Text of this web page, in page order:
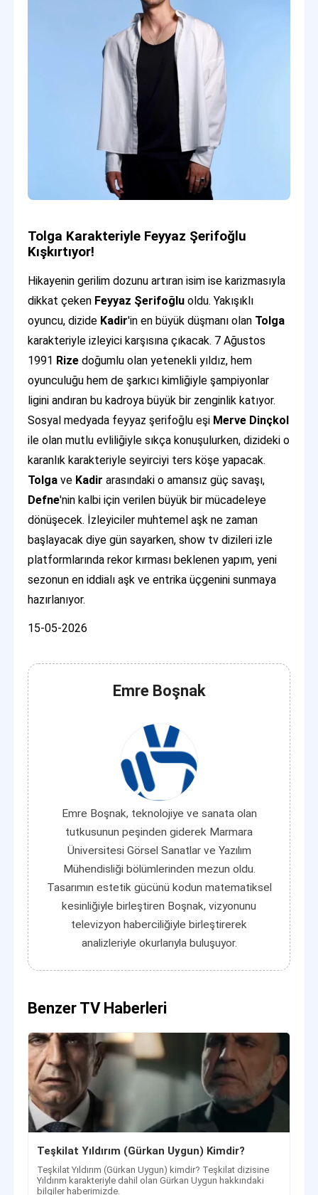
Tolga Karakteriyle Feyyaz Şerifoğlu
Kışkırtıyor!
Hikayenin gerilim dozunu artıran isim ise karizmasıyla
dikkat çeken Feyyaz Şerifoğlu oldu. Yakışıklı
oyuncu, dizide Kadir'in en büyük düşmanı olan Tolga
karakteriyle izleyici karşısına çıkacak. 7 Ağustos
1991 Rize doğumlu olan yetenekli yıldız, hem
oyunculuğu hem de şarkıcı kimliğiyle şampiyonlar
ligini andıran bu kadroya büyük bir zenginlik katıyor.
Sosyal medyada feyyaz şerifoğlu eşi Merve Dinçkol
ile olan mutlu evliliğiyle sıkça konuşulurken, dizideki o
karanlık karakteriyle seyirciyi ters köşe yapacak.
Tolga ve Kadir arasındaki o amansız güç savaşı,
Defne'nin kalbi için verilen büyük bir mücadeleye
dönüşecek. İzleyiciler muhtemel aşk ne zaman
başlayacak diye gün sayarken, show tv dizileri izle
platformlarında rekor kırması beklenen yapım, yeni
sezonun en iddialı aşk ve entrika üçgenini sunmaya
hazırlanıyor.
15-05-2026
Emre Boşnak
Emre Boşnak, teknolojiye ve sanata olan
tutkusunun peşinden giderek Marmara
Üniversitesi Görsel Sanatlar ve Yazılım
Mühendisliği bölümlerinden mezun oldu.
Tasarımın estetik gücünü kodun matematiksel
kesinliğiyle birleştiren Boşnak, vizyonunu
televizyon haberciliğiyle birleştirerek
analizleriyle okurlarıyla buluşuyor.
Benzer TV Haberleri
Teşkilat Yıldırım (Gürkan Uygun) Kimdir?
Teşkilat Yıldırım (Gürkan Uygun) kimdir? Teşkilat dizisine
Yıldırım karakteriyle dahil olan Gürkan Uygun hakkındaki
bilgiler haberimizde.